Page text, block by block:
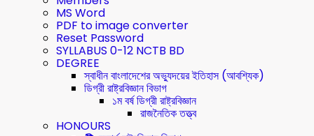
MS Word
PDF to image converter
Reset Password
SYLLABUS 0-12 NCTB BD
DEGREE
স্বাধীন বাংলাদেশের অভ্যুদয়ের ইতিহাস (আবশ্যিক)
ডিগ্রী রাষ্ট্রবিজ্ঞান বিভাগ
১ম বর্ষ ডিগ্রী রাষ্ট্রবিজ্ঞান
রাজনৈতিক তত্ত্ব
HONOURS